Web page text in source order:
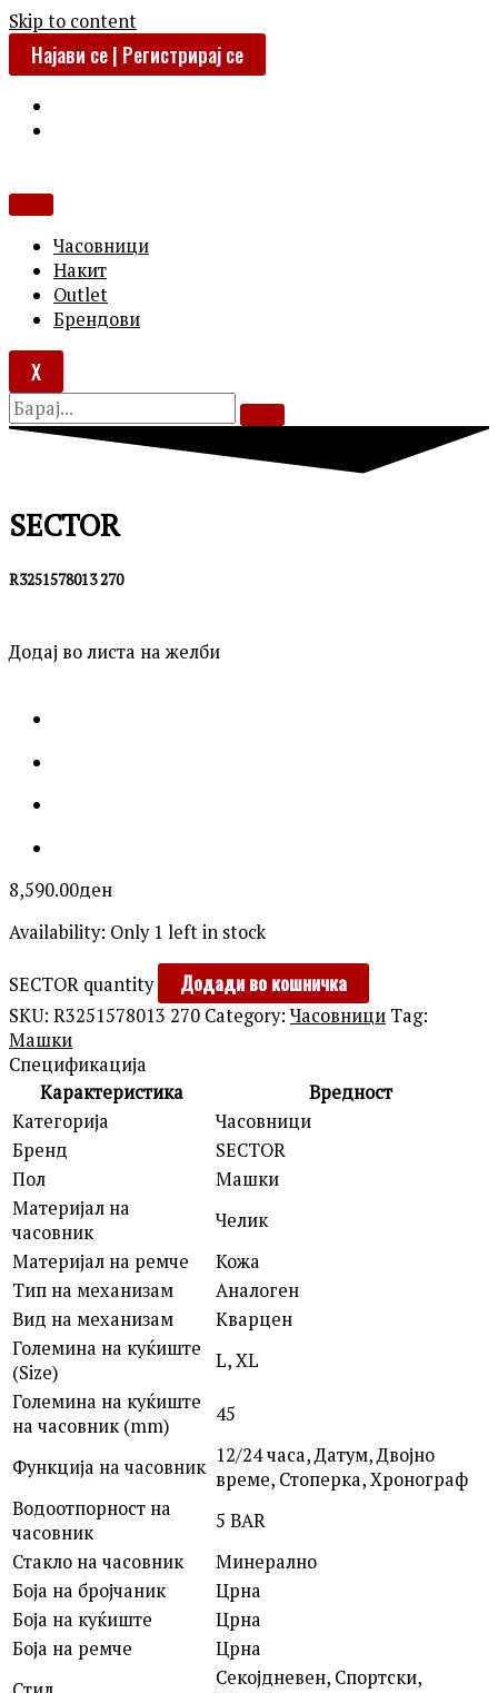
Skip to content
Најави се | Регистрирај се
Часовници
Накит
Outlet
Брендови
X
SECTOR
R3251578013 270
Додај во листа на желби
8,590.00ден
Availability: Only 1 left in stock
SECTOR quantity Додади во кошничка
SKU: R3251578013 270 Category: Часовници Tag:
Машки
Спецификација
Карактеристика
Вредност
Категорија
Часовници
Бренд
SECTOR
Пол
Машки
Материјал на
часовник
Челик
Материјал на ремче
Кожа
Тип на механизам
Аналоген
Вид на механизам
Кварцен
Големина на куќиште
(Size)
L, XL
Големина на куќиште
на часовник (mm)
45
Функција на часовник 12/24 часа, Датум, Двојно
време, Стоперка, Хронограф
Водоотпорност на
часовник
5 BAR
Стакло на часовник
Минерално
Боја на бројчаник
Црна
Боја на куќиште
Црна
Боја на ремче
Црна
Секојдневен, Спортски,